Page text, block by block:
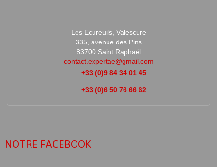
Les Ecureuils, Valescure
335, avenue des Pins
83700 Saint Raphaël
contact.expertae@gmail.com
+33 (0)9 84 34 01 45
+33 (0)6 50 76 66 62
NOTRE FACEBOOK